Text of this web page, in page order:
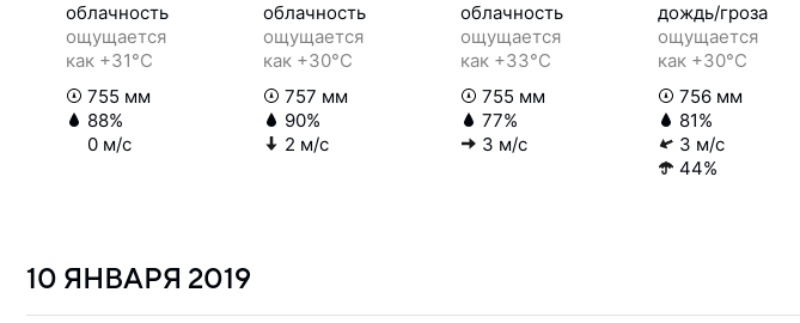
облачность
ощущается
как +31°C
755 мм
88%
0 м/с
облачность
ощущается
как +30°C
757 мм
90%
2 м/с
облачность
ощущается
как +33°C
755 мм
77%
3 м/с
дождь/гроза
ощущается
как +30°C
756 мм
81%
3 м/с
44%
10 ЯНВАРЯ 2019